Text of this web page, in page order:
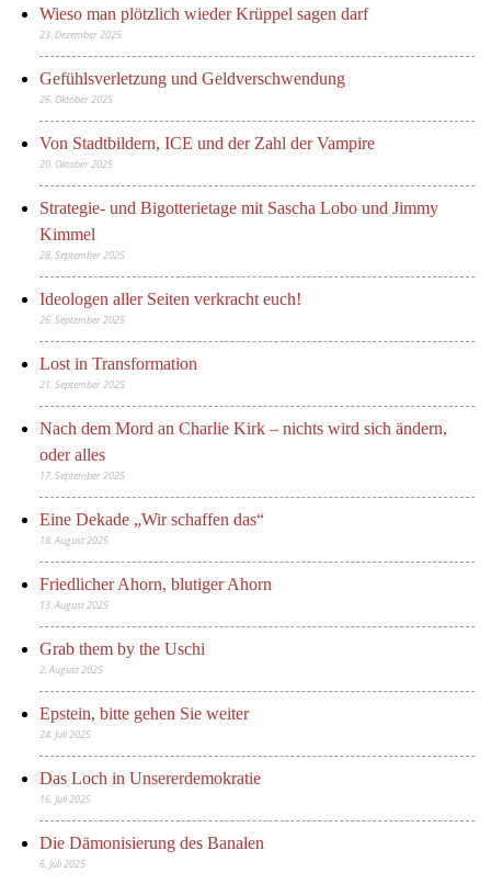
Wieso man plötzlich wieder Krüppel sagen darf
23. Dezember 2025
Gefühlsverletzung und Geldverschwendung
26. Oktober 2025
Von Stadtbildern, ICE und der Zahl der Vampire
20. Oktober 2025
Strategie- und Bigotterietage mit Sascha Lobo und Jimmy
Kimmel
28. September 2025
Ideologen aller Seiten verkracht euch!
26. September 2025
Lost in Transformation
21. September 2025
Nach dem Mord an Charlie Kirk – nichts wird sich ändern,
oder alles
17. September 2025
Eine Dekade „Wir schaffen das“
18. August 2025
Friedlicher Ahorn, blutiger Ahorn
13. August 2025
Grab them by the Uschi
2. August 2025
Epstein, bitte gehen Sie weiter
24. Juli 2025
Das Loch in Unsererdemokratie
16. Juli 2025
Die Dämonisierung des Banalen
6. Juli 2025